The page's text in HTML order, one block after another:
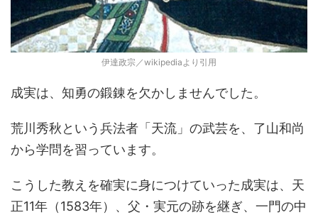
伊達政宗／wikipediaより引用
成実は、知勇の鍛錬を欠かしませんでした。
荒川秀秋という兵法者「天流」の武芸を、了山和尚
から学問を習っています。
こうした教えを確実に身につけていった成実は、天
正11年（1583年）、父・実元の跡を継ぎ、一門の中